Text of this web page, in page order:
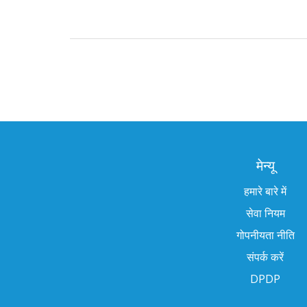
मेन्यू
हमारे बारे में
सेवा नियम
गोपनीयता नीति
संपर्क करें
DPDP